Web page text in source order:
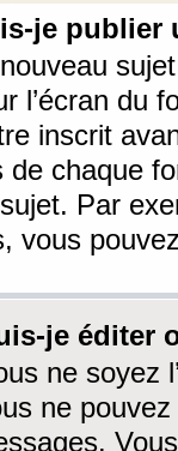
je
l’écran du
inscrit
chaque
Par
vous
je éditer
ne soyez
ne